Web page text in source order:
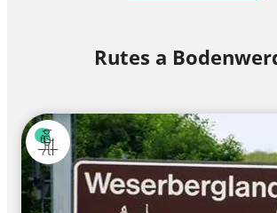
Rutes a